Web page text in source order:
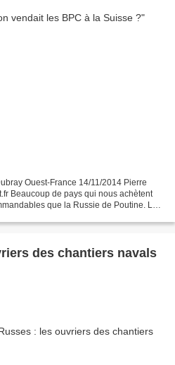
Ouest-France 14/11/2014 Pierre
Beaucoup de pays qui nous achètent
que la Russie de Poutine. La
des chantiers navals